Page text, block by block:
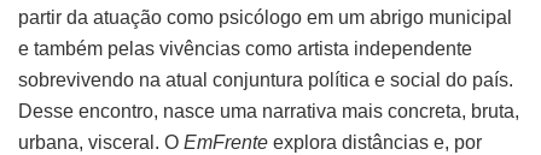
partir da atuação como psicólogo em um abrigo municipal
e também pelas vivências como artista independente
sobrevivendo na atual conjuntura política e social do país.
Desse encontro, nasce uma narrativa mais concreta, bruta,
urbana, visceral. O EmFrente explora distâncias e, por